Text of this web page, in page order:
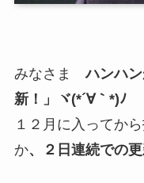
みなさまハンハ
新！」ヾ(*´∀｀*)ﾉ
１２月に入ってか
か、２日連続での